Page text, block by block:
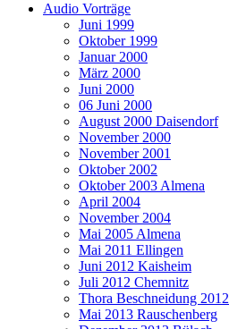
Audio Vorträge
Juni 1999
Oktober 1999
Januar 2000
März 2000
Juni 2000
06 Juni 2000
August 2000 Daisendorf
November 2000
November 2001
Oktober 2002
Oktober 2003 Almena
April 2004
November 2004
Mai 2005 Almena
Mai 2011 Ellingen
Juni 2012 Kaisheim
Juli 2012 Chemnitz
Thora Beschneidung 2012
Mai 2013 Rauschenberg